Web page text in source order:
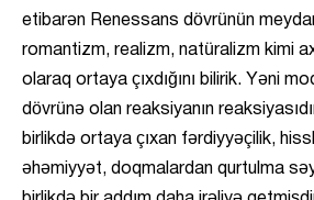
etibarən Renessans dövrünün
romantizm, realizm, natüralizm kimi
olaraq ortaya çıxdığını bilirik. Yəni
dövrünə olan reaksiyanın
birlikdə ortaya çıxan fərdiyyəçilik,
əhəmiyyət, doqmalardan qurtulma